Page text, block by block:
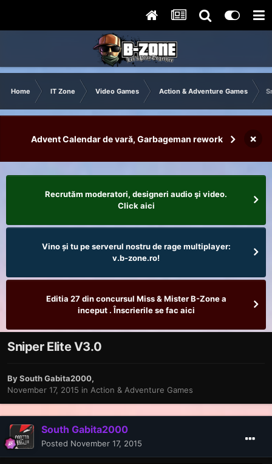
Home IT Zone Video Games Action & Adventure Games
Advent Calendar de vară, Garbageman rework ×
Recrutăm moderatori, designeri audio şi video.
Click aici
Vino și tu pe serverul nostru de rage multiplayer:
v.b-zone.ro!
Editia 27 din concursul Miss & Mister B-Zone a
inceput . Înscrierile se fac aici
Sniper Elite V3.0
BySouth Gabita2000,
November 17, 2015 in Action & Adventure Games
South Gabita2000
Posted November 17, 2015